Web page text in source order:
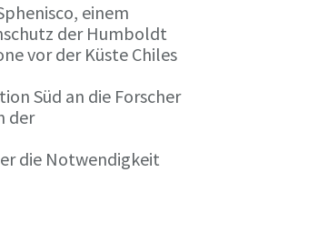
einem
der Humboldt
vor der Küste Chiles
Süd an die Forscher
der
die Notwendigkeit